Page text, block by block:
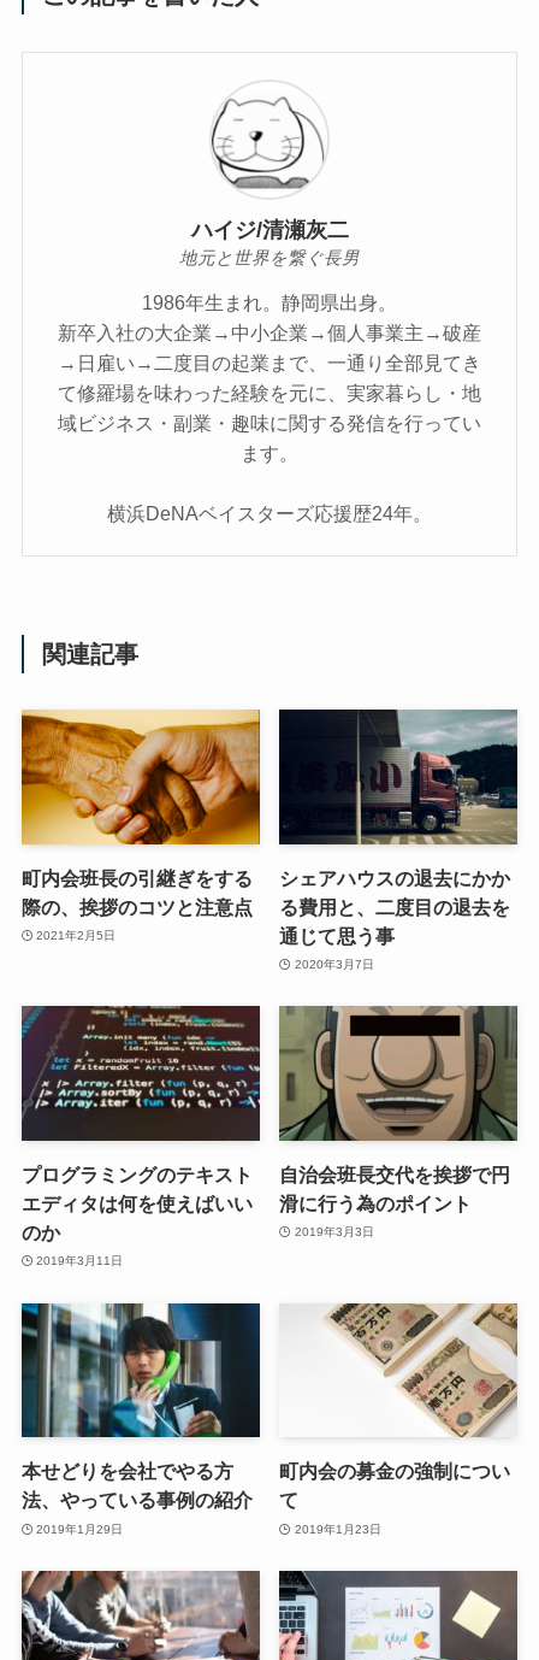
ハイジ/清瀬灰二
地元と世界を繋ぐ長男
1986年生まれ。静岡県出身。
新卒入社の大企業→中小企業→個人事業主→破産
→日雇い→二度目の起業まで、一通り全部見てき
て修羅場を味わった経験を元に、実家暮らし・地
域ビジネス・副業・趣味に関する発信を行ってい
ます。
横浜DeNAベイスターズ応援歴24年。
関連記事
町内会班長の引継ぎをする
際の、挨拶のコツと注意点
2021年2月5日
シェアハウスの退去にかか
る費用と、二度目の退去を
通じて思う事
2020年3月7日
プログラミングのテキスト
エディタは何を使えばいい
のか
2019年3月11日
自治会班長交代を挨拶で円
滑に行う為のポイント
2019年3月3日
本せどりを会社でやる方
法、やっている事例の紹介
2019年1月29日
町内会の募金の強制につい
て
2019年1月23日